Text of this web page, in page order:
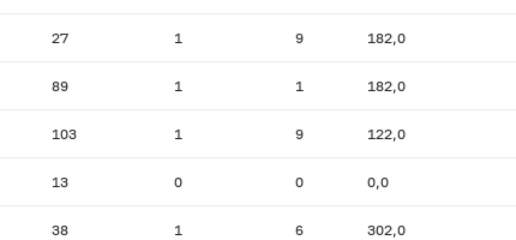
27 1 9 182,0
89 1 1 182,0
103 1 9 122,0
13 0 0 0,0
38 1 6 302,0